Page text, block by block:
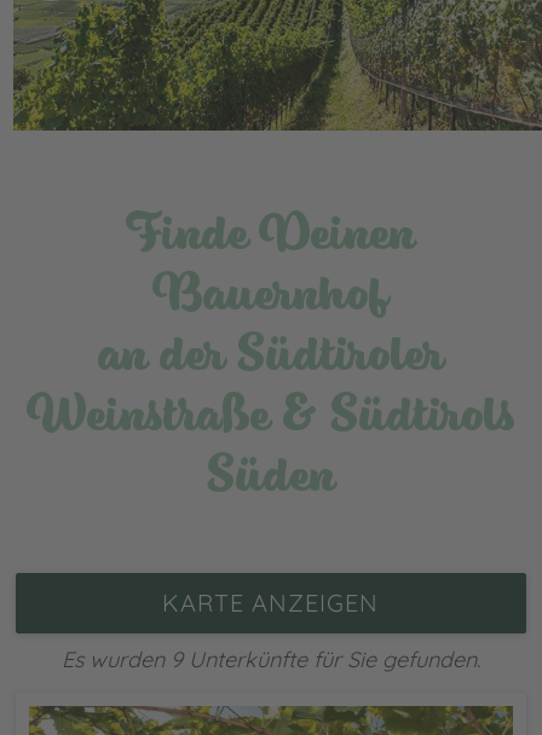
Finde Deinen
Bauernhof
an der Südtiroler
Weinstraße & Südtirols
Süden
KARTE ANZEIGEN
Es wurden 9 Unterkünfte für Sie gefunden.